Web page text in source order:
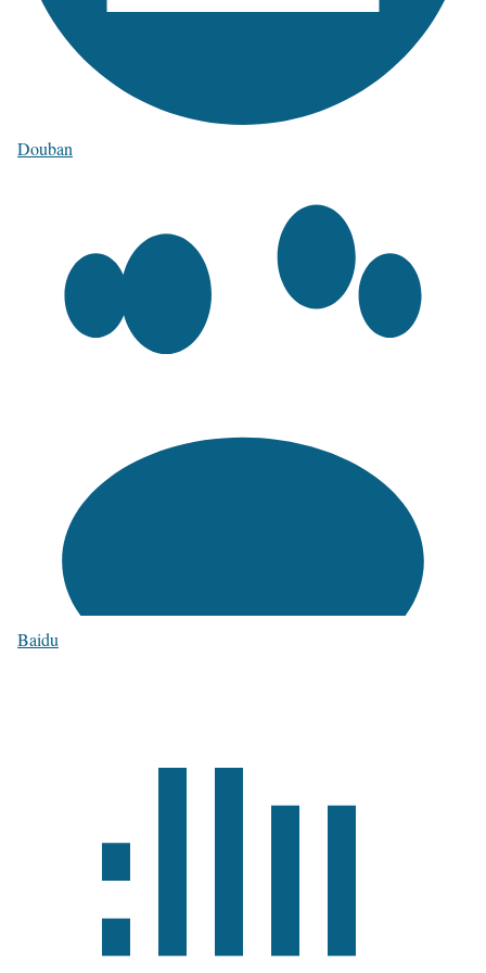
Douban
Baidu